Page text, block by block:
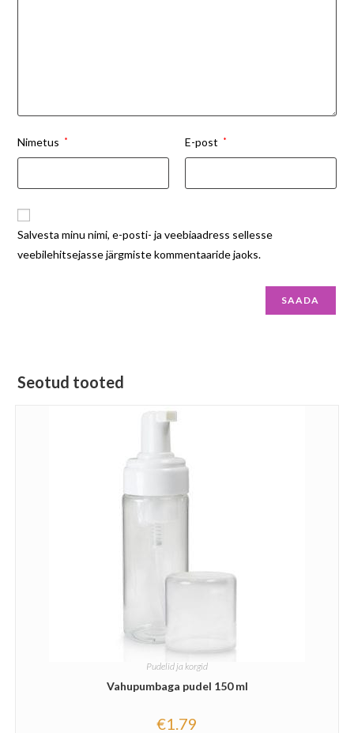
Nimetus * E-post *
Salvesta minu nimi, e-posti- ja veebiaadress sellesse
veebilehitsejasse järgmiste kommentaaride jaoks.
Seotud tooted
Pudelid ja korgid
Vahupumbaga pudel 150 ml
€1.79